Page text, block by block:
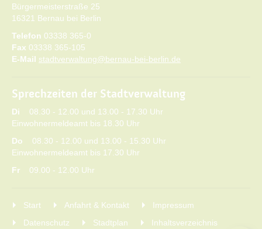
Bürgermeisterstraße 25
16321 Bernau bei Berlin
Telefon 03338 365-0
Fax 03338 365-105
E-Mail stadtverwaltung@bernau-bei-berlin.de
Sprechzeiten der Stadtverwaltung
Di 08.30 - 12.00 und 13.00 - 17.30 Uhr
Einwohnermeldeamt bis 18.30 Uhr
Do 08.30 - 12.00 und 13.00 - 15.30 Uhr
Einwohnermeldeamt bis 17.30 Uhr
Fr 09.00 - 12.00 Uhr
Start Anfahrt & Kontakt
Impressum
Datenschutz
Stadtplan Inhaltsverzeichnis